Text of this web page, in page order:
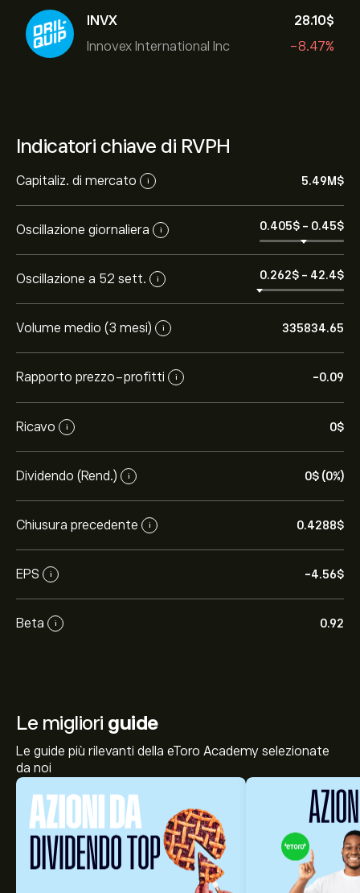
INVX
Innovex International Inc
28.10‎$‎
-8.47%
Indicatori chiave di RVPH
Capitaliz. di mercato i 5.49M‎$‎
Oscillazione giornaliera i 0.405‎$‎ - 0.45‎$‎
Oscillazione a 52 sett. i 0.262‎$‎ - 42.4‎$‎
Volume medio (3 mesi) i 335834.65
Rapporto prezzo-profitti i -0.09
Ricavo i 0‎$‎
Dividendo (Rend.) i 0‎$‎ (0%)
Chiusura precedente i 0.4288‎$‎
EPS i -4.56‎$‎
Beta i 0.92
Le migliori guide
Le guide più rilevanti della eToro Academy selezionate
da noi